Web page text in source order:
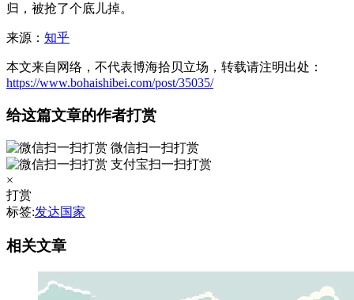
归，被抢了个底儿掉。
来源： 知乎
本文来自网络，不代表博海拾贝立场，转载请注明出处：
https://www.bohaishibei.com/post/35035/
给这篇文章的作者打赏
微信扫一扫打赏
支付宝扫一扫打赏
×
打赏
标签:发达国家
相关文章